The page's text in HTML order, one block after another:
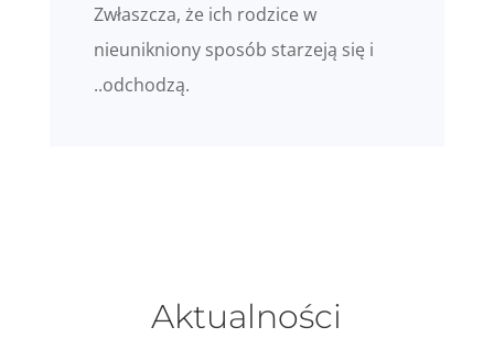
Zwłaszcza, że ich rodzice w
nieunikniony sposób starzeją się i
..odchodzą.
Aktualności